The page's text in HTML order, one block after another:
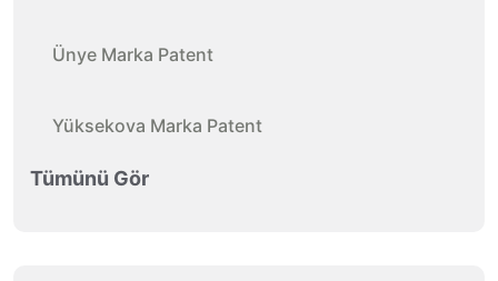
Ünye Marka Patent
Yüksekova Marka Patent
Tümünü Gör